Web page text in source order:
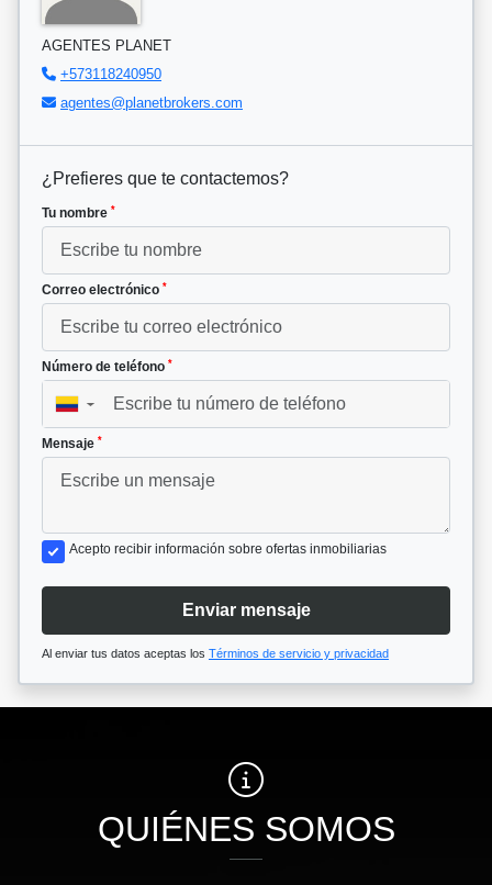
AGENTES PLANET
+573118240950
agentes@planetbrokers.com
¿Prefieres que te contactemos?
Tu nombre *
Correo electrónico *
Número de teléfono *
▼
Mensaje *
Acepto recibir información sobre ofertas inmobiliarias
Enviar mensaje
Al enviar tus datos aceptas los Términos de servicio y privacidad
QUIÉNES SOMOS